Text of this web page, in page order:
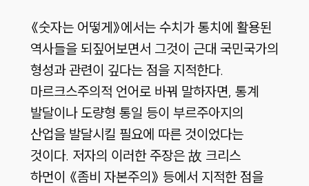
《숫자는 어떻게》에서는 수치가 통치에 활용된
역사들을 되짚어보면서 그것이 근대 국민국가의
형성과 관련이 깊다는 점을 지적한다.
마르크스주의적 언어로 바꿔 말하자면, 통계
발달이나 도량형 통일 등이 부르주아지의
산업을 발달시킬 필요에 따른 것이었다는
것이다. 저자의 이러한 주장은 故 크리스
하먼이 《좀비 자본주의》 등에서 지적한 점을